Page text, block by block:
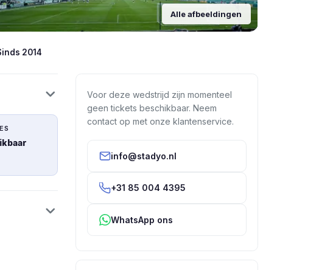
Alle afbeeldingen
2014
Voor deze wedstrijd zijn momenteel
geen tickets beschikbaar. Neem
contact op met onze klantenservice.
info@stadyo.nl
+31 85 004 4395
WhatsApp ons